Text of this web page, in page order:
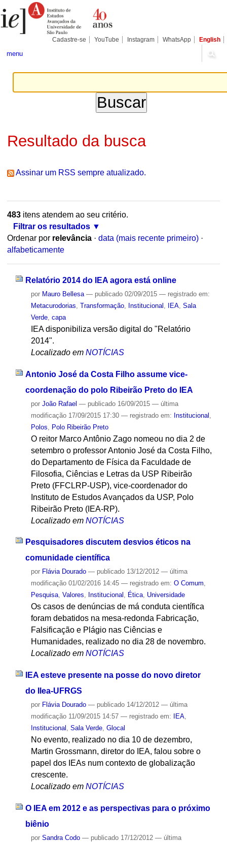
para
conteúdo.
Pessoais
Cadastre-se YouTube Instagram WhatsApp English
menu
Resultado da busca
Assinar um RSS sempre atualizado.
483itens atendem ao seu critério.
Filtrar os resultados
Ordenar por relevância · data (mais recente primeiro) ·
alfabeticamente
Relatório 2014 do IEA agora está online
por Mauro Bellesa — publicado02/09/2015 — registrado em:
Metacurodorias Transformação, Institucional IEA, Sala
Verde, capa
IEA disponibiliza versão digital do "Relatório
2014".
Localizado em NOTÍCIAS
Antonio José da Costa Filho assume vice-
coordenação do polo Ribeirão Preto do IEA
por João Rafael — publicado16/09/2015 — última
modificação17/09/2015 17:30 — registrado em: Institucional
Polos
Polo Ribeirão Preto
O reitor Marco Antônio Zago nomeou no dia 2 de
setembro o professor Antonio José da Costa Filho,
do Departamento de Física da Faculdade de
Filosofia, Ciências e Letras da USP Ribeirão
Preto (FFCLRP-USP), vice-coordenador do
Instituto de Estudos Avançados da USP, Polo
Ribeirão Preto (IEA-RP).
Localizado em NOTÍCIAS
Pesquisadores discutem desvios éticos na
comunidade científica
por Flávia Dourado — publicado13/12/2012 — última
modificação01/02/2016 14:45 — registrado em: O Comum,
Pesquisa, Valores, Institucional , Ética, Universidade
Os casos de denúncias de má conduta científica
foram debatidos na mesa-redonda Fabricação,
Falsificação e Plágio nas Ciências e
Humanidades, realizado no dia 28 de novembro.
Localizado em NOTÍCIAS
IEA esteve presente na posse do novo diretor
do Ilea-UFRGS
por Flávia Dourado — publicado14/12/2012 — última
modificação11/09/2015 14:57 — registrado em: IEA,
Institucional , Sala Verde, Glocal
No evento, realizado no dia 10 de dezembro,
Martin Grossmann, diretor do IEA, falou sobre o
papel dos IEAs num contexto de globalização
crescente.
Localizado em NOTÍCIAS
O IEA em 2012 e as perspectivas para o próximo
biênio
por Sandra Codo — publicado17/12/2012 — última